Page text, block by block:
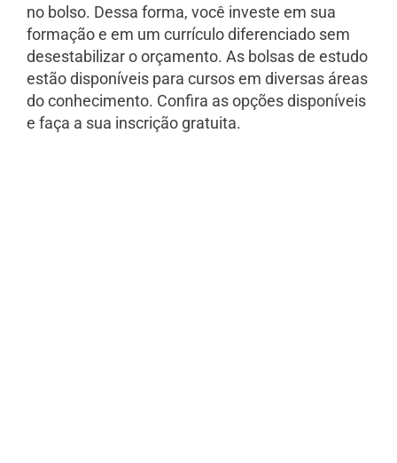
no bolso. Dessa forma, você investe em sua
formação e em um currículo diferenciado sem
desestabilizar o orçamento. As bolsas de estudo
estão disponíveis para cursos em diversas áreas
do conhecimento. Confira as opções disponíveis
e faça a sua inscrição gratuita.